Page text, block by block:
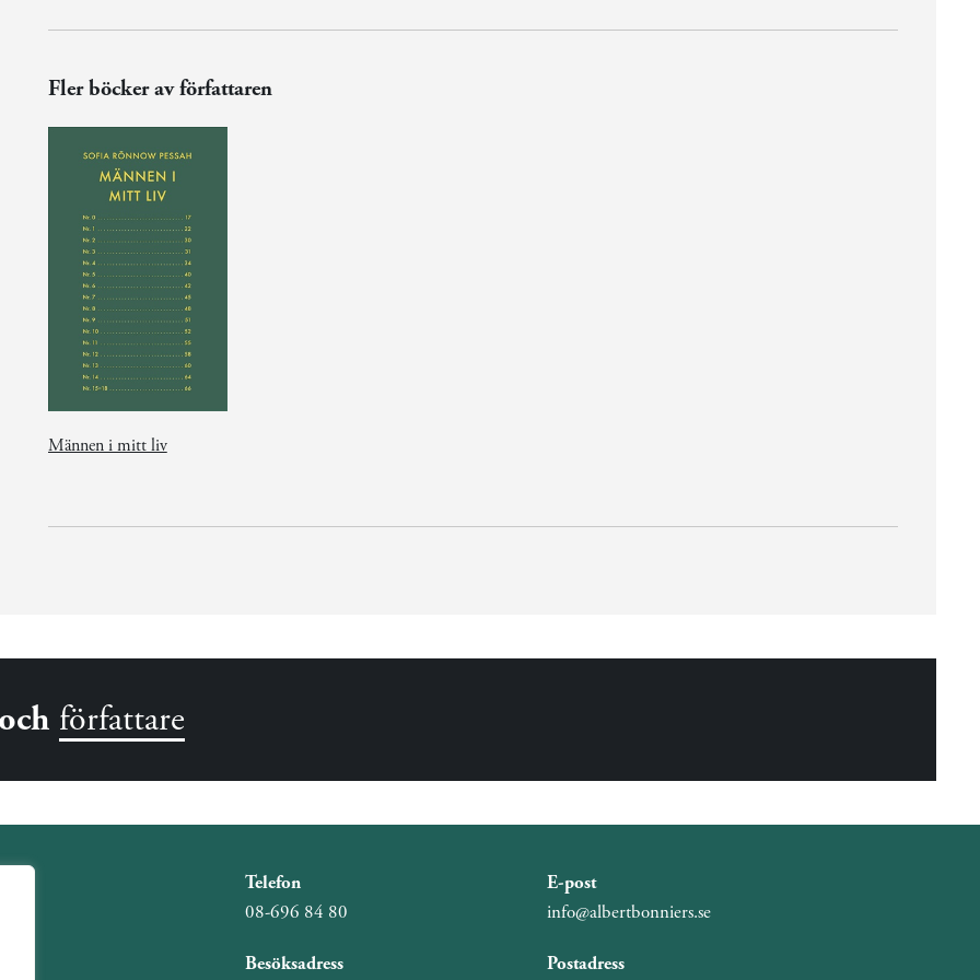
Fler böcker av författaren
Männen i mitt liv
författare
Telefon
08-696 84 80
E-post
info@albertbonniers.se
Besöksadress Postadress